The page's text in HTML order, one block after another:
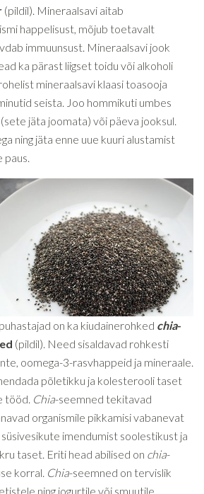
(pildil). Mineraalsavi aitab
happelisust, mõjub toetavalt
immuunsust. Mineraalsavi jook
ka pärast liigset toidu või alkoholi
mineraalsavi klaasi toasooja
seista. Joo hommikuti umbes
jäta joomata) või päeva jooksul.
ning jäta enne uue kuuri alustamist
paus.
on ka kiudainerohked chia-
(pildil) . Need sisaldavad rohkesti
oomega-3-rasvhappeid ja mineraale.
põletikku ja kolesterooli taset
tööd. Chia-seemned tekitavad
organismile pikkamisi vabanevat
imendumist soolestikust ja
taset. Eriti head abilised on chia-
korral. Chia-seemned on tervislik
ning jogurtile või smuutile.